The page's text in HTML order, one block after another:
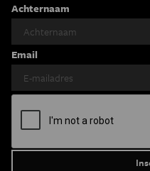
Achternaam
Email